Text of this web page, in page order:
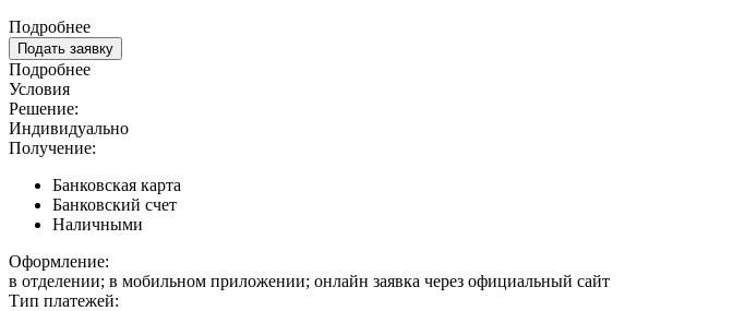
Подробнее
Подать заявку
Подробнее
Условия
Решение:
Индивидуально
Получение:
Банковская карта
Банковский счет
Наличными
Оформление:
в отделении; в мобильном приложении; онлайн заявка через официальный сайт
Тип платежей: